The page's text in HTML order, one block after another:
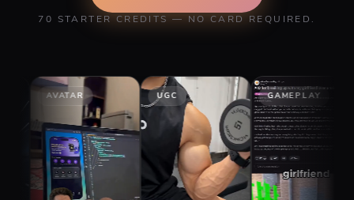
70 STARTER CREDITS — NO CARD REQUIRED.
UGC GAMEPLAY STORY